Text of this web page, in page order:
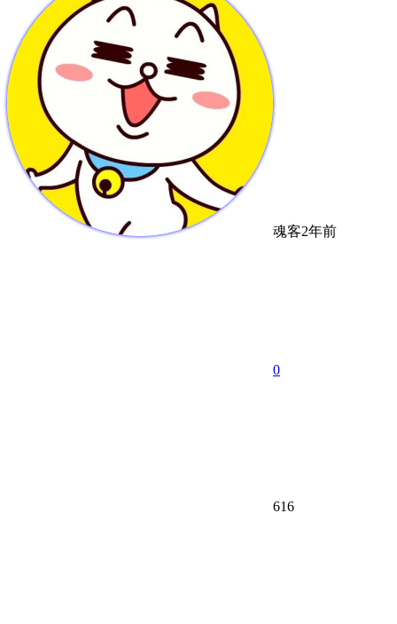
魂客2年前
0
616